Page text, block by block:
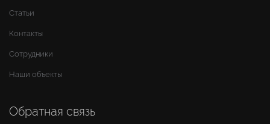
Статьи
Контакты
Сотрудники
Наши объекты
Обратная связь